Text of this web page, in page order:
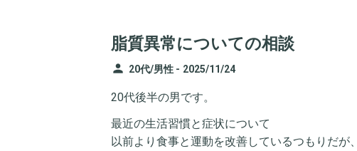
脂質異常についての相談
person 20代/男性 - 2025/11/24
20代後半の男です。
最近の生活習慣と症状について
以前より食事と運動を改善しているつもりだ